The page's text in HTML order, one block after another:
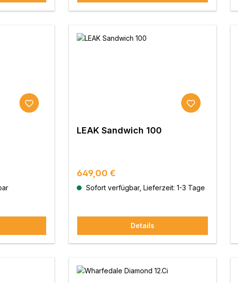
LEAK Sandwich 100
Regulärer Preis:
649,00 €
Sofort verfügbar, Lieferzeit: 1-3 Tage
Details